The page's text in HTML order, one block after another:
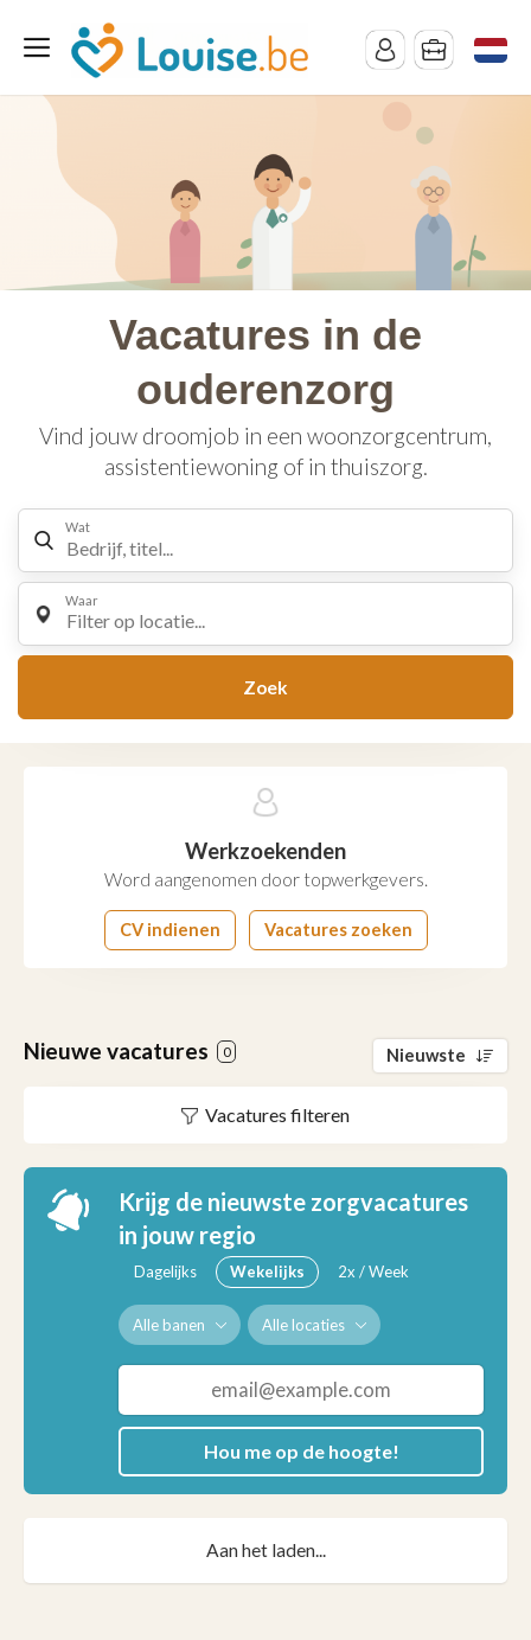
Vacatures in de
ouderenzorg
Vind jouw droomjob in een woonzorgcentrum,
assistentiewoning of in thuiszorg.
Wat
Waar
Filter op locatie...
Zoek
Werkzoekenden
Word aangenomen door topwerkgevers.
CV indienen Vacatures zoeken
Nieuwe vacatures 0 Nieuwste
Vacatures filteren
Krijg de nieuwste zorgvacatures
in jouw regio
Dagelijks Wekelijks 2x / Week
Alle banen Alle locaties
Hou me op de hoogte!
Aan het laden...